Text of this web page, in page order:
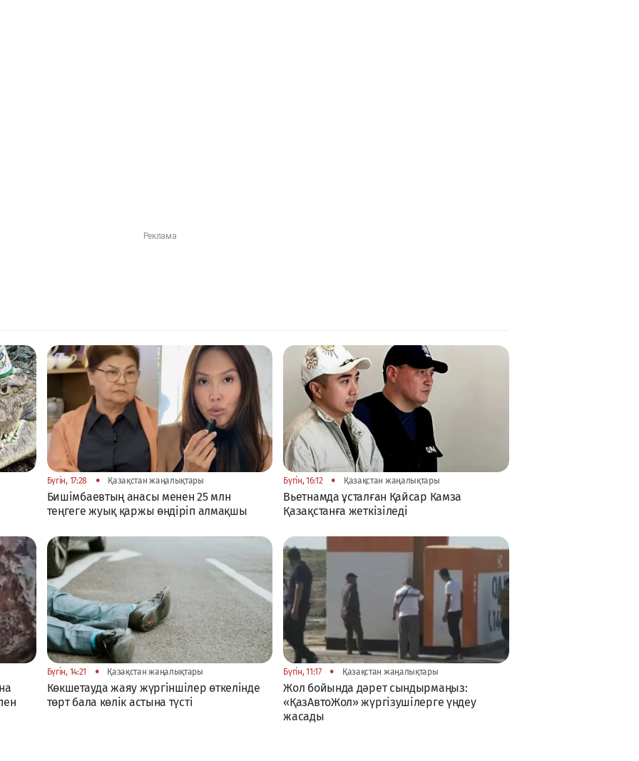
Бүгін, 17:28 • Қазақстан жаңалықтары
Бишімбаевтың анасы менен 25 млн
теңгеге жуық қаржы өндіріп алмақшы
Бүгін, 16:12 • Қазақстан жаңалықтары
Вьетнамда ұсталған Қайсар Камза
Қазақстанға жеткізіледі
Бүгін, 14:21 • Қазақстан жаңалықтары
Көкшетауда жаяу жүргіншілер өткелінде
төрт бала көлік астына түсті
Бүгін, 11:17 • Қазақстан жаңалықтары
Жол бойында дәрет сындырмаңыз:
«ҚазАвтоЖол» жүргізушілерге үндеу
жасады